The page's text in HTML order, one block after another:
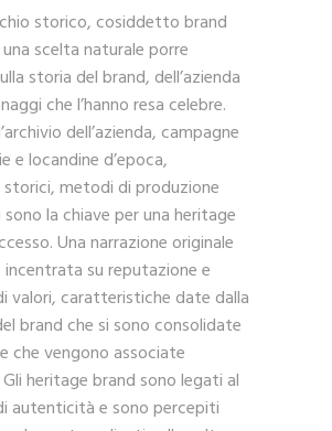
storico, cosiddetto brand
scelta naturale porre
storia del brand, dell’azienda
che l’hanno resa celebre.
dell’azienda, campagne
e locandine d’epoca,
metodi di produzione
la chiave per una heritage
Una narrazione originale
su reputazione e
valori, caratteristiche date dalla
brand che si sono consolidate
che vengono associate
Gli heritage brand sono legati al
autenticità e sono percepiti